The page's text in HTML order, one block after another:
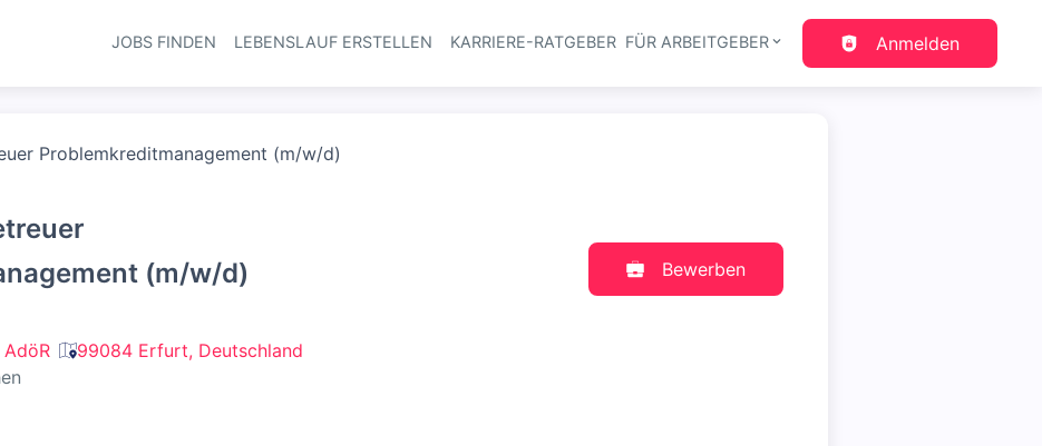
Haupt-Navigation
JOBS FINDEN LEBENSLAUF ERSTELLEN KARRIERE-RATGEBER FÜR ARBEITGEBER Anmelden
Problemkreditmanagement (m/w/d)
(m/w/d)
99084 Erfurt, Deutschland
Bewerben